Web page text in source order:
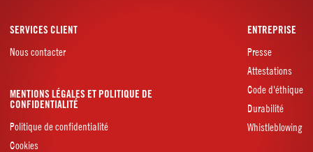
SERVICES CLIENT
Nous contacter
ENTREPRISE
Presse
Attestations
Code d'éthique
Durabilité
Whistleblowing
MENTIONS LÉGALES ET POLITIQUE DE
CONFIDENTIALITÉ
Politique de confidentialité
Cookies